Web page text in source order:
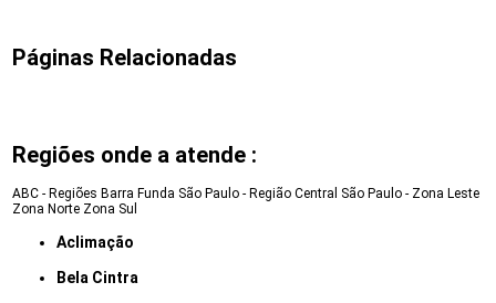
Páginas Relacionadas
Regiões onde a atende :
ABC - Regiões Barra Funda São Paulo - Região Central São Paulo - Zona Leste
Zona Norte Zona Sul
Aclimação
Bela Cintra